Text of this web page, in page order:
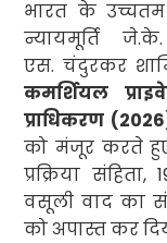
भारत के
न्यायमूर्ति
एस. चंदुरकर
कमर्शियल
प्राधिकरण (
को मंजूर करते हुए
प्रक्रिया संहिता,
वसूली वाद का
को अपास्त कर